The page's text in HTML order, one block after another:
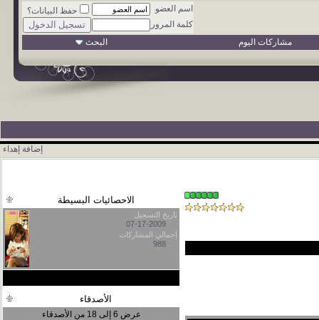
اسم العضو
حفظ البيانات؟
كلمة المرور
مشاركات اليوم
البحث
إضافة إهداء
الاحصائيات البسيطة
تاريخ التسجيل
07-17-2009
إجمالي المشاركات
988
الأصدقاء
عرض 6 إلى 18 من الأصدقاء